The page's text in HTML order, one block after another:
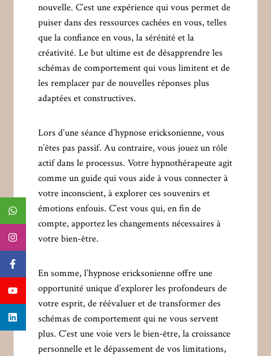
nouvelle. C’est une expérience qui vous permet de
puiser dans des ressources cachées en vous, telles
que la confiance en vous, la sérénité et la
créativité. Le but ultime est de désapprendre les
schémas de comportement qui vous limitent et de
les remplacer par de nouvelles réponses plus
adaptées et constructives.
Lors d’une séance d’hypnose ericksonienne, vous
n’êtes pas passif. Au contraire, vous jouez un rôle
actif dans le processus. Votre hypnothérapeute agit
comme un guide qui vous aide à vous connecter à
votre inconscient, à explorer ces souvenirs et
émotions enfouis. C’est vous qui, en fin de
compte, apportez les changements nécessaires à
votre bien-être.
En somme, l’hypnose ericksonienne offre une
opportunité unique d’explorer les profondeurs de
votre esprit, de réévaluer et de transformer des
schémas de comportement qui ne vous servent
plus. C’est une voie vers le bien-être, la croissance
personnelle et le dépassement de vos limitations,